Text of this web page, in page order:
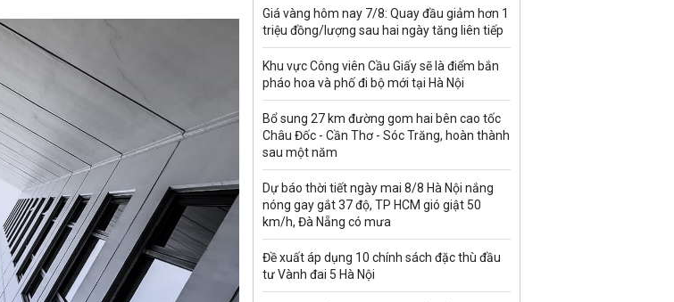
Giá vàng hôm nay 7/8: Quay đầu giảm hơn 1
triệu đồng/lượng sau hai ngày tăng liên tiếp
Khu vực Công viên Cầu Giấy sẽ là điểm bắn
pháo hoa và phố đi bộ mới tại Hà Nội
Bổ sung 27 km đường gom hai bên cao tốc
Châu Đốc - Cần Thơ - Sóc Trăng, hoàn thành
sau một năm
Dự báo thời tiết ngày mai 8/8 Hà Nội nắng
nóng gay gắt 37 độ, TP HCM gió giật 50
km/h, Đà Nẵng có mưa
Đề xuất áp dụng 10 chính sách đặc thù đầu
tư Vành đai 5 Hà Nội